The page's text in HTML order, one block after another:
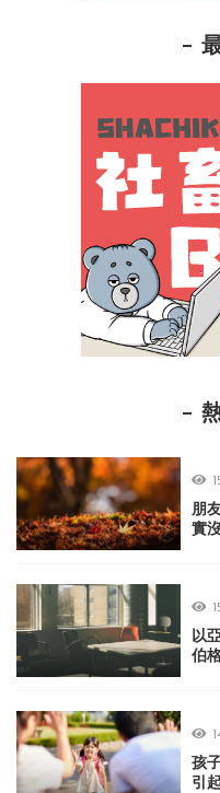
朋
實
以
伯
孩
引